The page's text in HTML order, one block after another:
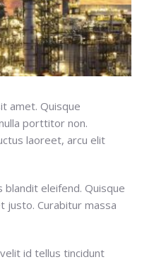
amet. Quisque
porttitor non.
laoreet, arcu elit
blandit eleifend. Quisque
justo. Curabitur massa
id tellus tincidunt